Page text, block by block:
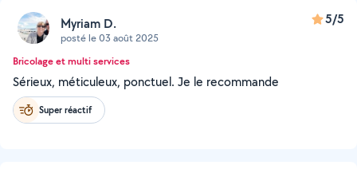
Myriam D.
posté le 03 août 2025
5/5
Bricolage et multi services
Sérieux, méticuleux, ponctuel. Je le recommande
Super réactif